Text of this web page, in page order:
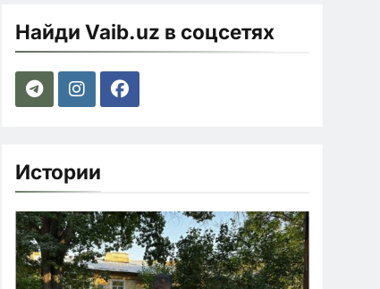
Найди Vaib.uz в соцсетях
Истории